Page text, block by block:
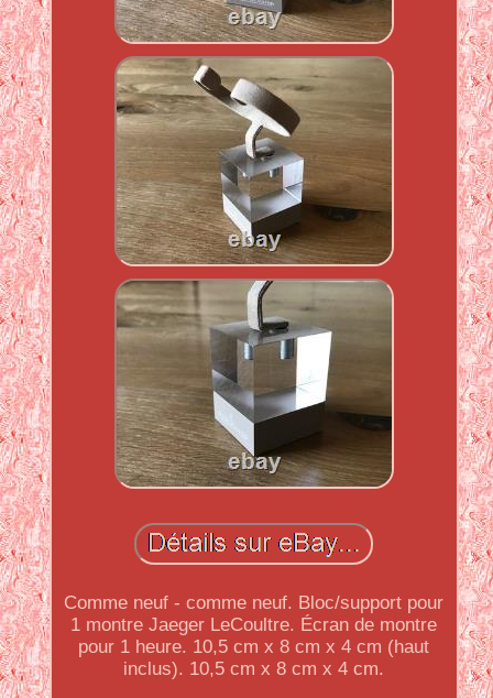
Comme neuf - comme neuf. Bloc/support pour
1 montre Jaeger LeCoultre. Écran de montre
pour 1 heure. 10,5 cm x 8 cm x 4 cm (haut
inclus). 10,5 cm x 8 cm x 4 cm.